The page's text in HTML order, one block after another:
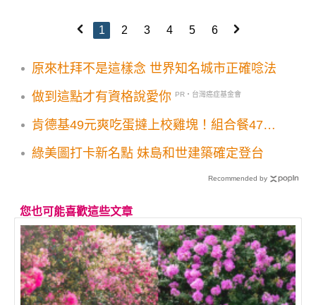
1 2 3 4 5 6
原來杜拜不是這樣念 世界知名城市正確唸法
做到這點才有資格說愛你
PR・台灣癌症基金會
肯德基49元爽吃蛋撻上校雞塊！組合餐47折
綠美圖打卡新名點 妹島和世建築確定登台
Recommended by
您也可能喜歡這些文章